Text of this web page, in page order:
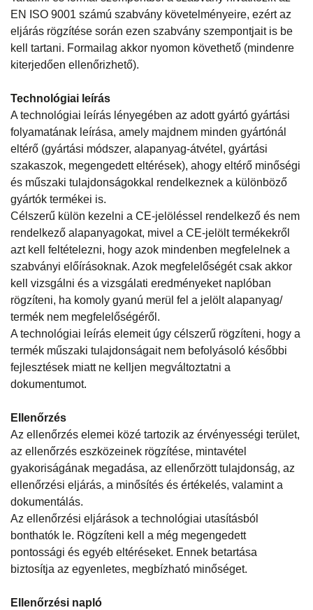
EN ISO 9001 számú szabvány követelményeire, ezért az
eljárás rögzítése során ezen szabvány szempontjait is be
kell tartani. Formailag akkor nyomon követhető (mindenre
kiterjedően ellenőrizhető).
Technológiai leírás
A technológiai leírás lényegében az adott gyártó gyártási
folyamatának leírása, amely majdnem minden gyártónál
eltérő (gyártási módszer, alapanyag-átvétel, gyártási
szakaszok, megengedett eltérések), ahogy eltérő minőségi
és műszaki tulajdonságokkal rendelkeznek a különböző
gyártók termékei is.
Célszerű külön kezelni a CE-jelöléssel rendelkező és nem
rendelkező alapanyagokat, mivel a CE-jelölt termékekről
azt kell feltételezni, hogy azok mindenben megfelelnek a
szabványi előírásoknak. Azok megfelelőségét csak akkor
kell vizsgálni és a vizsgálati eredményeket naplóban
rögzíteni, ha komoly gyanú merül fel a jelölt alapanyag/
termék nem megfelelőségéről.
A technológiai leírás elemeit úgy célszerű rögzíteni, hogy a
termék műszaki tulajdonságait nem befolyásoló későbbi
fejlesztések miatt ne kelljen megváltoztatni a
dokumentumot.
Ellenőrzés
Az ellenőrzés elemei közé tartozik az érvényességi terület,
az ellenőrzés eszközeinek rögzítése, mintavétel
gyakoriságának megadása, az ellenőrzött tulajdonság, az
ellenőrzési eljárás, a minősítés és értékelés, valamint a
dokumentálás.
Az ellenőrzési eljárások a technológiai utasításból
bonthatók le. Rögzíteni kell a még megengedett
pontossági és egyéb eltéréseket. Ennek betartása
biztosítja az egyenletes, megbízható minőséget.
Ellenőrzési napló